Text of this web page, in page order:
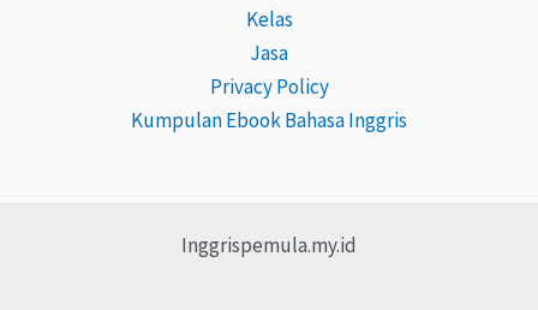
Kelas
Jasa
Privacy Policy
Kumpulan Ebook Bahasa Inggris
Inggrispemula.my.id